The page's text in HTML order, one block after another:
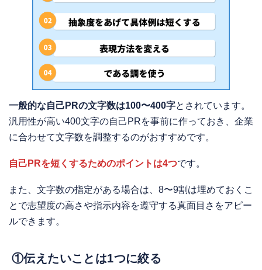
一般的な自己PRの文字数は100〜400字とされています。
汎用性が高い400文字の自己PRを事前に作っておき、企業
に合わせて文字数を調整するのがおすすめです。
自己PRを短くするためのポイントは4つです。
また、文字数の指定がある場合は、8〜9割は埋めておくこ
とで志望度の高さや指示内容を遵守する真面目さをアピー
ルできます。
①伝えたいことは1つに絞る